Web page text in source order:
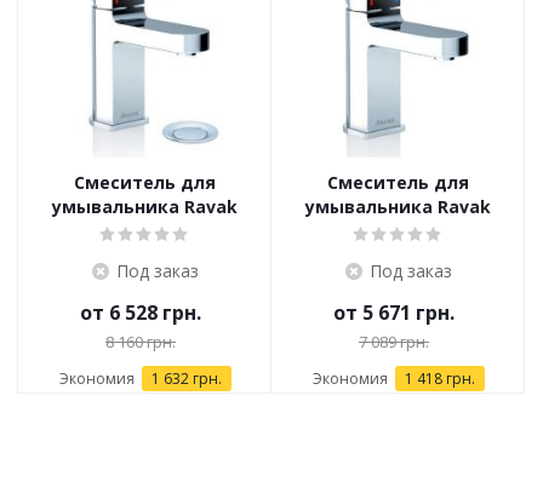
Смеситель для
умывальника Ravak
Chrome CR 011.00
Под заказ
от 6 528 грн.
8 160 грн.
Экономия 1 632 грн.
Смеситель для
умывальника Ravak
Chrome CR 012.00
Под заказ
от 5 671 грн.
7 089 грн.
Экономия 1 418 грн.